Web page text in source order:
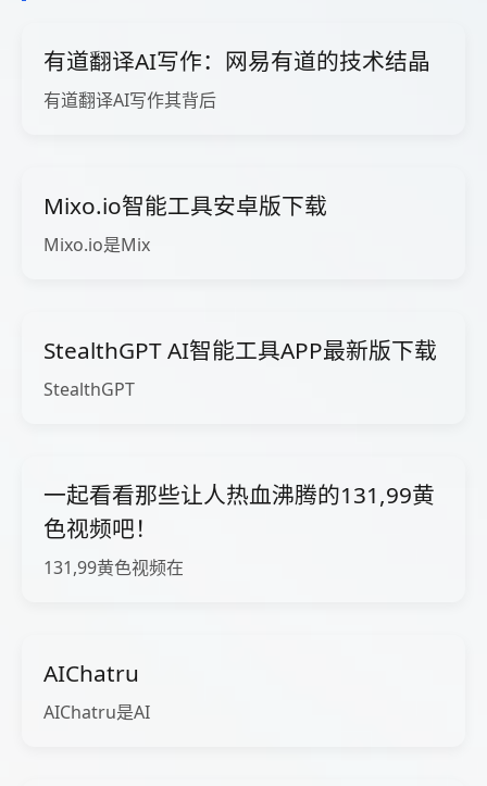
有道翻译AI写作：网易有道的技术结晶
有道翻译AI写作其背后
Mixo.io智能工具安卓版下载
Mixo.io是Mix
StealthGPT AI智能工具APP最新版下载
StealthGPT
一起看看那些让人热血沸腾的131,99黄
色视频吧！
131,99黄色视频在
AIChatru
AIChatru是AI